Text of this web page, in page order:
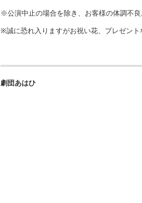
※公演中止の場合を除き、お客様の体調不
※誠に恐れ入りますがお祝い花、プレゼント
劇団あはひ